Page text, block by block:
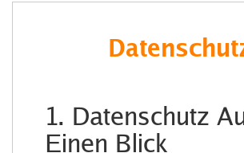
1. Datenschutz
Einen Blick